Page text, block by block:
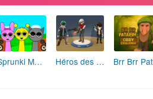
Sprunki Monster: Rythmes Musicaux Monstres Héros des Terres Hostiles